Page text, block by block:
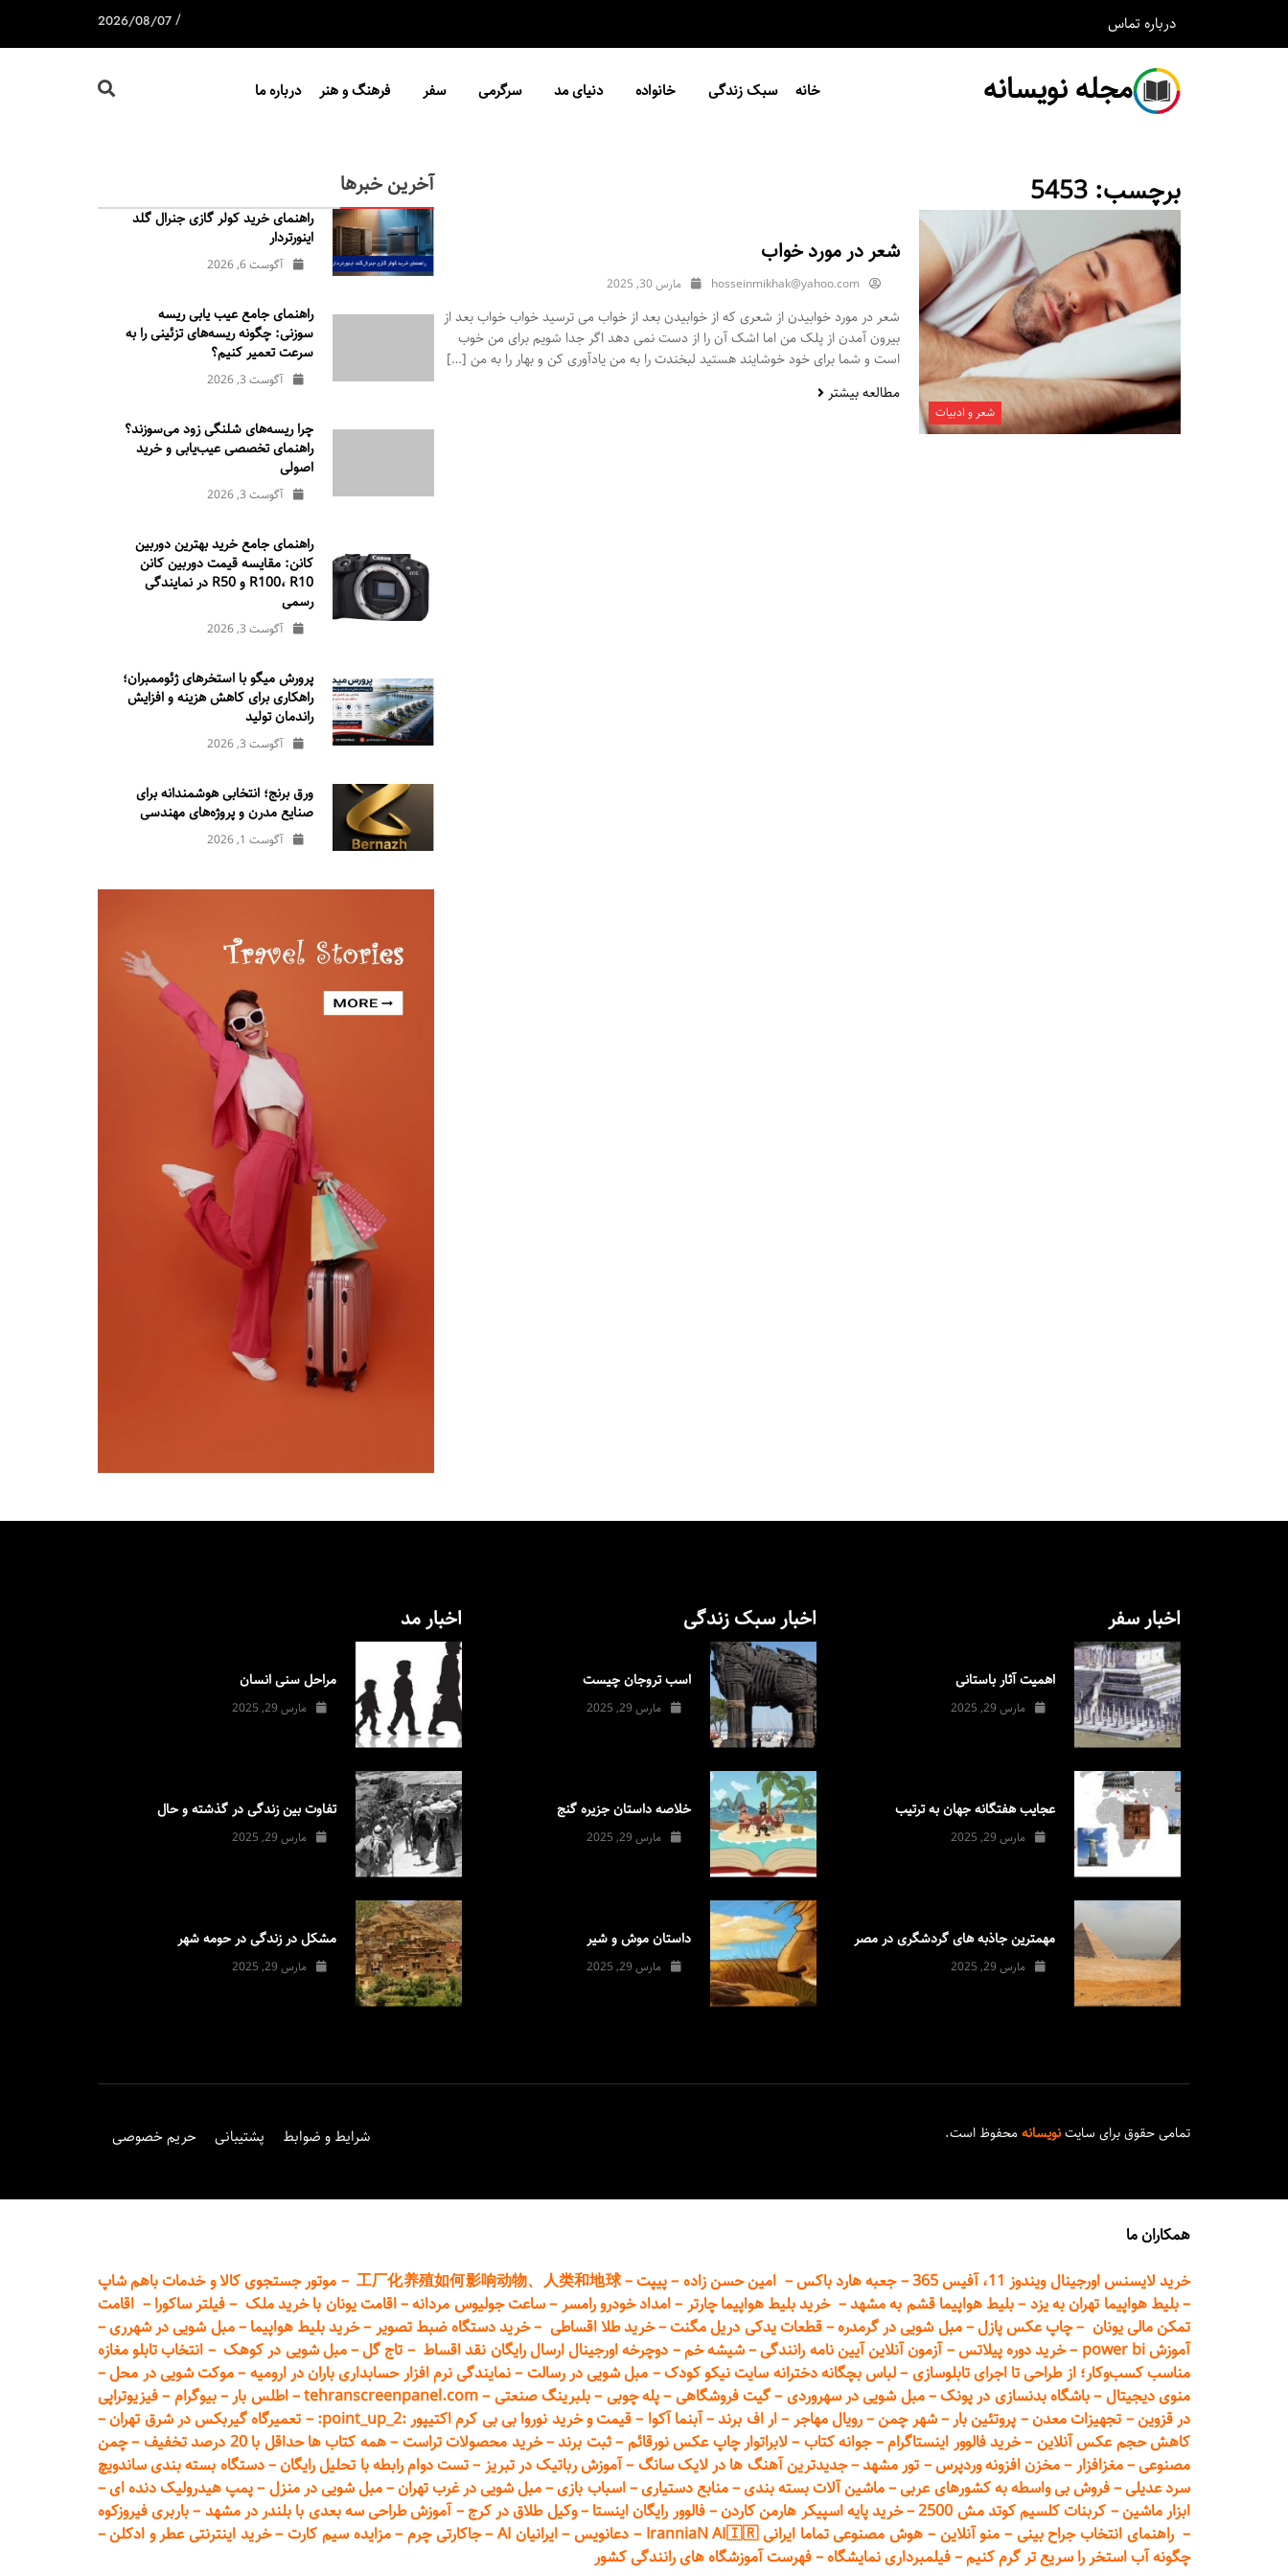
درباره تماس /
2026/08/07
مجله نویسانه خانه سبک زندگی خانواده دنیای مد سرگرمی سفر فرهنگ و هنر درباره ما
برچسب: 5453
شعر و ادبیات
شعر در مورد خواب
hosseinmikhak@yahoo.com مارس 30, 2025
شعر در مورد خوابیدن از شعری که از خوابیدن بعد از خواب می ترسید خواب خواب بعد از
بیرون آمدن از پلک من اما اشک آن را از دست نمی دهد اگر جدا شویم برای من خوب
است و شما برای خود خوشایند هستید لبخندت را به من یادآوری کن و بهار را به من […]
مطالعه بیشتر
آخرین خبرها
راهنمای خرید کولر گازی جنرال‌ گلد
اینورتر‌دار
آگوست 6, 2026
راهنمای جامع عیب یابی ریسه
سوزنی: چگونه ریسه‌های تزئینی را به
سرعت تعمیر کنیم؟
آگوست 3, 2026
چرا ریسه‌های شلنگی زود می‌سوزند؟
راهنمای تخصصی عیب‌یابی و خرید
اصولی
آگوست 3, 2026
راهنمای جامع خرید بهترین دوربین
کانن: مقایسه قیمت دوربین کانن
R100، R10 و R50 در نمایندگی
رسمی
آگوست 3, 2026
پرورش میگو با استخرهای ژئوممبران؛
راهکاری برای کاهش هزینه و افزایش
راندمان تولید
آگوست 3, 2026
ورق برنج؛ انتخابی هوشمندانه برای
صنایع مدرن و پروژه‌های مهندسی
آگوست 1, 2026
اخبار سفر
اهمیت آثار باستانی
مارس 29, 2025
عجایب هفتگانه جهان به ترتیب
مارس 29, 2025
مهمترین جاذبه های گردشگری در مصر
مارس 29, 2025
اخبار سبک زندگی
اسب تروجان چیست
مارس 29, 2025
خلاصه داستان جزیره گنج
مارس 29, 2025
داستان موش و شیر
مارس 29, 2025
اخبار مد
مراحل سنی انسان
مارس 29, 2025
تفاوت بین زندگی در گذشته و حال
مارس 29, 2025
مشکل در زندگی در حومه شهر
مارس 29, 2025
تمامی حقوق برای سایتنویسانهمحفوظ است. شرایط و ضوابط پشتیبانی حریم خصوصی
همکاران ما
خرید لایسنس اورجینال ویندوز 11، آفیس 365
–جعبه هارد باکس– امین حسن زاده –پیپت–
工厂化养殖如何影响动物、人类和地球
– موتور جستجوی کالا و خدمات باهم شاپ
–بلیط هواپیما تهرانبه یزد –بلیط هواپیما قشم به مشهد–خرید بلیط هواپیما چارتر –امداد خودرورامسر –ساعت جولیوس مردانه–اقامت یونان با خرید ملک –فیلتر ساکورا – اقامت
تمکن مالی یونان –چاپ عکس پازل–مبل شویی در گرمدره–قطعاتیدکی دریل مگنت–خرید طلا اقساطی –خرید دستگاه ضبط تصویر –خرید بلیط هواپیما –مبل شویی در شهرری–
آموزش power bi
–خرید دورهپیلاتس–آزمون آنلاین آیین نامه رانندگی–شیشه خم– دوچرخه اورجینال ارسال رایگان نقد اقساط – تاج گل–مبل شویی در کوهک– انتخاب تابلو مغازه
مناسب کسب‌وکار؛ از طراحی تا اجرای تابلوسازی –لباس بچگانه دخترانه سایت نیکو کودک– مبل شویی در رسالت –نمایندگی نرم افزار حسابداری باران در ارومیه –موکت شویی در محل–
منوی دیجیتال –باشگاه بدنسازی در پونک–مبل شویی در سهروردی –گیت فروشگاهی –پله چوبی –بلبرینگ صنعتی –
tehranscreenpanel.com
–اطلس بار –بیوگرام –فیزیوتراپی
در قزوین– تجهیزات معدن– پروتئین بار –شهر چمن–رویال مهاجر –ار اف برند–آبنما آکوا –قیمت و خرید نوروا بی بی کرم اکتیپور :point_up_2: – تعمیرگاه گیربکس در شرق تهران–
کاهش حجم عکس آنلاین –خرید فالوور اینستاگرام–جوانه کتاب – لابراتوار چاپ عکس نورقائم –ثبت برند–خرید محصولات تراست –همه کتاب ها حداقل با 20 درصد تخفیف –چمن
مصنوعی–مغزافزار –مخزن افزونه وردپرس– تور مشهد–جدیدترین آهنگ ها در لایک سانگ –آموزشرباتیک در تبریز –تست دوام رابطه با تحلیل رایگان–دستگاه بسته‌ بندی ساندویچ
سرد عدیلی–فروش بی واسطه بهکشورهای عربی–ماشین آلات بسته بندی–منابع دستیاری–اسباب بازی–مبل شویی در غرب تهران–مبل شویی در منزل –پمپ هیدرولیک دنده ای–
ابزار ماشین– کربنات کلسیم کوتد مش 2500 –خرید پایه اسپیکر هارمن کاردن–فالوور رایگان اینستا –وکیل طلاق در کرج –آموزش طراحی سه بعدی با بلندر در مشهد –باربری فیروزکوه
–راهنمای انتخاب جراح بینی – منو آنلاین – هوش مصنوعی تماما ایرانی IranniaN AI🇮🇷 – دعانویس–ایرانیان AI –جاکارتی چرم –مزایده سیم کارت–خرید اینترنتی عطر و ادکلن–
چگونه آب استخر را سریع تر گرم کنیم–فیلمبرداری نمایشگاه–فهرست آموزشگاه های رانندگی کشور